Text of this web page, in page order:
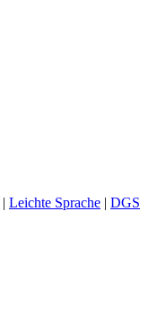
| Leichte Sprache | DGS